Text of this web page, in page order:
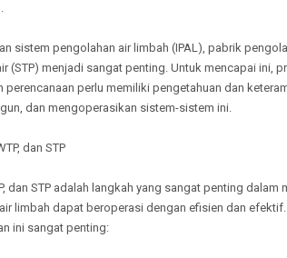
sistem pengolahan air limbah (IPAL), pabrik
(STP) menjadi sangat penting. Untuk mencapai ini,
perlu memiliki pengetahuan dan
dan mengoperasikan sistem-sistem ini.
dan STP
dan STP adalah langkah yang sangat penting dalam
limbah dapat beroperasi dengan efisien dan
ini sangat penting: